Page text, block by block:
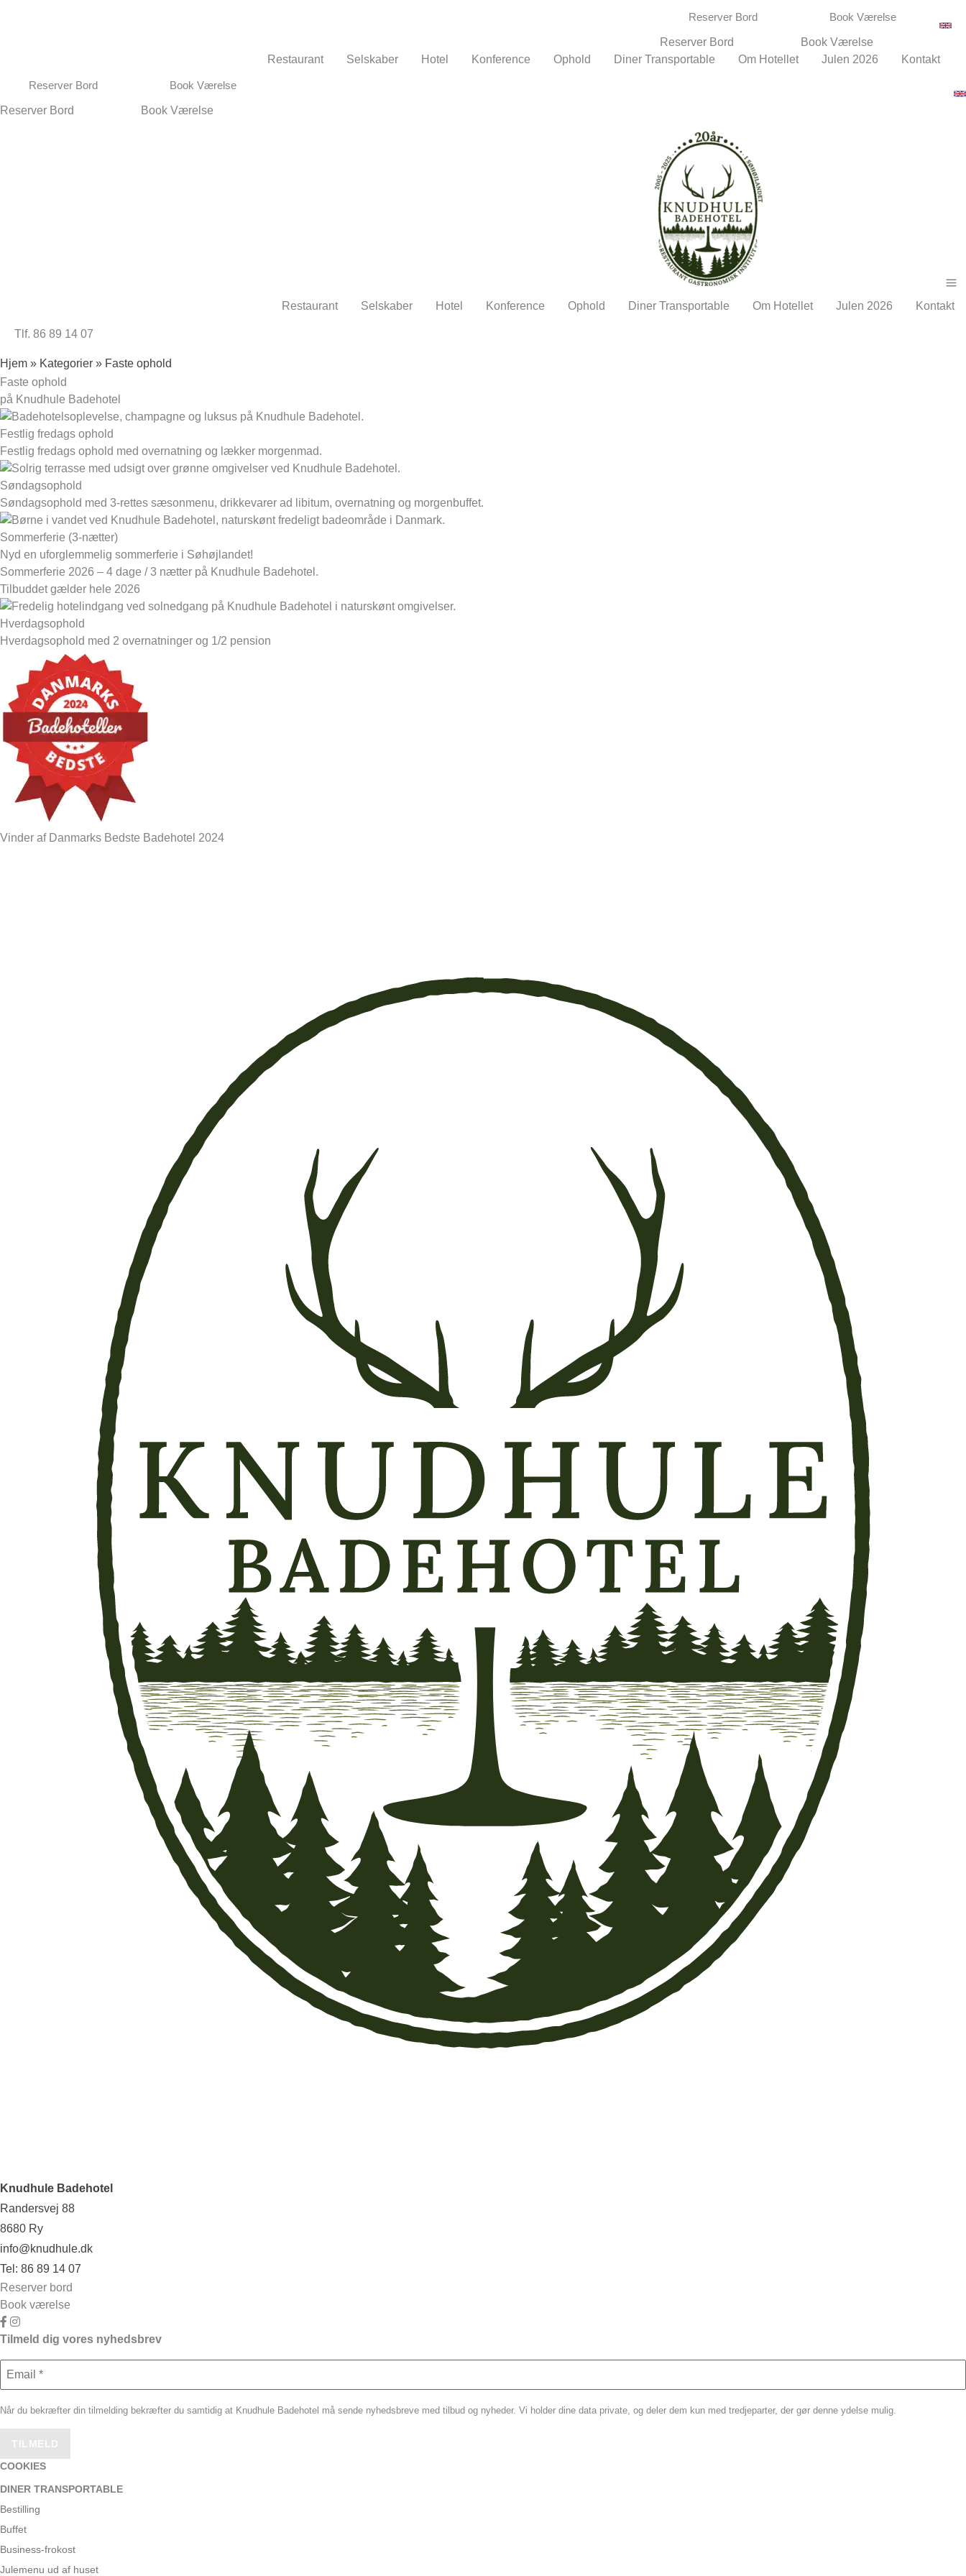
Restaurant
Selskaber Hotel Konference Ophold Diner Transportable Om Hotellet Julen 2026 Kontakt
Reserver Bord
Reserver Bord
Book Værelse
Book Værelse
Reserver Bord
Reserver Bord
Book Værelse
Book Værelse
Restaurant Selskaber Hotel Konference Ophold Diner Transportable Om Hotellet Julen 2026 Kontakt
Tlf. 86 89 14 07
Hjem » Kategorier » Faste ophold
Faste ophold
på Knudhule Badehotel
Festlig fredags ophold
Festlig fredags ophold med overnatning og lækker morgenmad.
Søndagsophold
Søndagsophold med 3-rettes sæsonmenu, drikkevarer ad libitum, overnatning og morgenbuffet.
Sommerferie (3-nætter)
Nyd en uforglemmelig sommerferie i Søhøjlandet!
Sommerferie 2026 – 4 dage / 3 nætter på Knudhule Badehotel.
Tilbuddet gælder hele 2026
Hverdagsophold
Hverdagsophold med 2 overnatninger og 1/2 pension
Vinder af Danmarks Bedste Badehotel 2024
Knudhule Badehotel
Randersvej 88
8680 Ry
info@knudhule.dk
Tel: 86 89 14 07
Reserver bord
Book værelse
Link til facebook side
Link til Instagram side
Tilmeld dig vores nyhedsbrev
Når du bekræfter din tilmelding bekræfter du samtidig at Knudhule Badehotel må sende nyhedsbreve med tilbud og nyheder. Vi holder dine data private, og deler dem kun med tredjeparter, der gør denne ydelse mulig.
COOKIES
DINER TRANSPORTABLE
Bestilling
Buffet
Business-frokost
Julemenu ud af huset